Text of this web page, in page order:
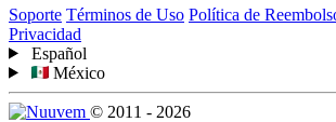
Soporte Términos de Uso Política de
Privacidad
Español
México
© 2011 - 2026